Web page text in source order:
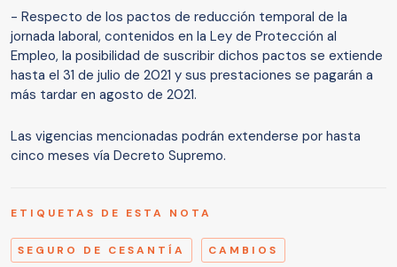
- Respecto de los pactos de reducción temporal de la
jornada laboral, contenidos en la Ley de Protección al
Empleo, la posibilidad de suscribir dichos pactos se extiende
hasta el 31 de julio de 2021 y sus prestaciones se pagarán a
más tardar en agosto de 2021.
Las vigencias mencionadas podrán extenderse por hasta
cinco meses vía Decreto Supremo.
ETIQUETAS DE ESTA NOTA
SEGURO DE CESANTÍA CAMBIOS